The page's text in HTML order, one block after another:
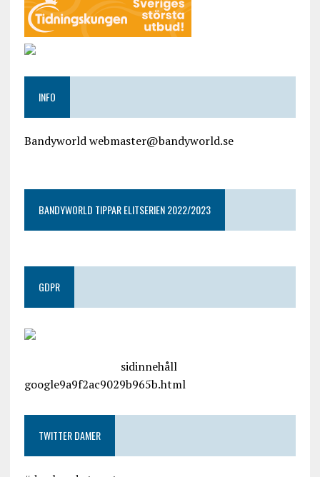
INFO
Bandyworld webmaster@bandyworld.se
BANDYWORLD TIPPAR ELITSERIEN 2022/2023
GDPR
sidinnehåll
google9a9f2ac9029b965b.html
TWITTER DAMER